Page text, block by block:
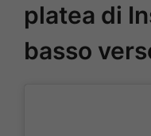
platea di
basso